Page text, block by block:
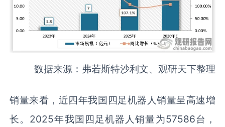
数据来源：弗若斯特沙利文、观研天下整理
销量来看，近四年我国四足机器人销量呈高速增
长。2025年我国四足机器人销量为57586台，